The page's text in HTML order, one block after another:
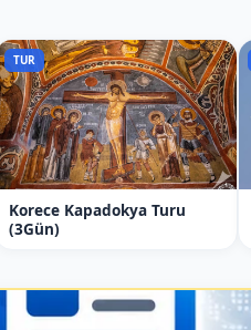
TUR
Korece Kapadokya Turu
(3Gün)